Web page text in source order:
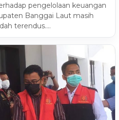
pengelolaan keuangan
Banggai Laut masih
terendus.…